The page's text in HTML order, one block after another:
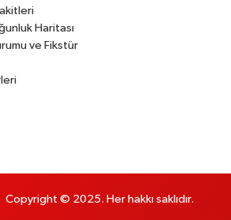
Haritası
ve Fikstür
Copyright © 2025. Her hakkı saklıdır.